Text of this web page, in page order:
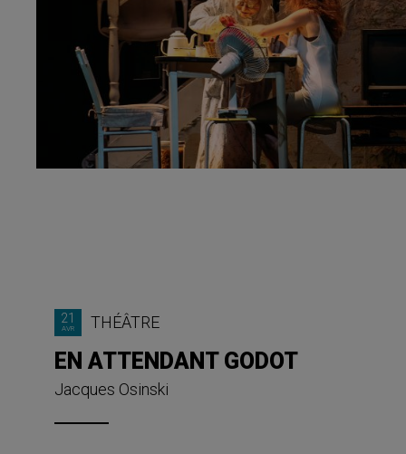
21
AVR THÉÂTRE
EN ATTENDANT GODOT
Jacques Osinski